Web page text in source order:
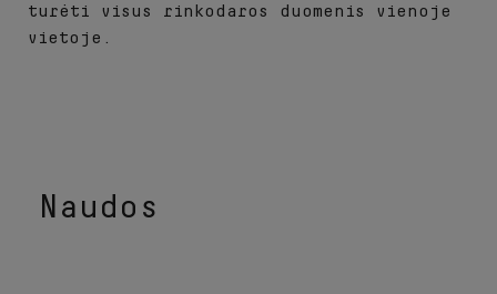
turėti visus rinkodaros duomenis vienoje
vietoje.
Naudos